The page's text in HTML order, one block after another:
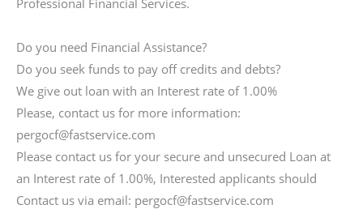
Professional Financial Services.
Do you need Financial Assistance?
Do you seek funds to pay off credits and debts?
We give out loan with an Interest rate of 1.00%
Please, contact us for more information:
pergocf@fastservice.com
Please contact us for your secure and unsecured Loan at
an Interest rate of 1.00%, Interested applicants should
Contact us via email: pergocf@fastservice.com